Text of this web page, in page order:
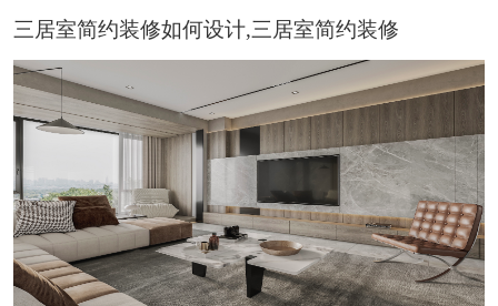
三居室简约装修如何设计,三居室简约装修